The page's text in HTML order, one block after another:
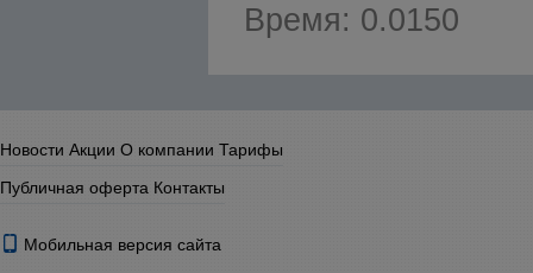
Время: 0.0150
Новости Акции О компании Тарифы
Публичная оферта Контакты
Мобильная версия сайта